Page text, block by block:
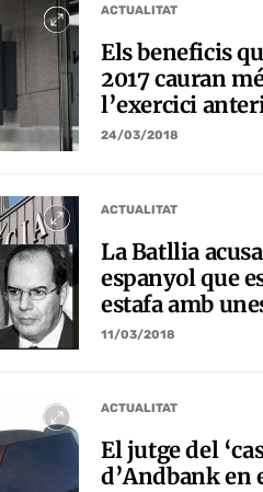
ACTUALITAT
Els beneficis
2017 cauran
l’exercici
24/03/2018
ACTUALITAT
La Batllia
espanyol que
estafa amb
11/03/2018
ACTUALITAT
El jutge del
d’Andbank en